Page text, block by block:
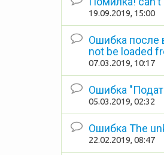
19.09.2019, 15:00
Ошибка после
not be loaded
07.03.2019, 10:17
Ошибка
05.03.2019, 02:32
Ошибка The
22.02.2019, 08:47